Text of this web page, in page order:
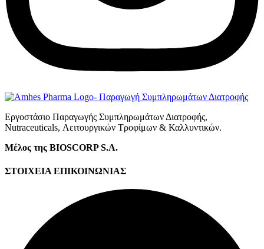
Εργοστάσιο Παραγωγής Συμπληρωμάτων Διατροφής,
Νutraceuticals, Λειτουργικών Τροφίμων & Καλλυντικών.
Μέλος της BIOSCORP S.A.
ΣΤΟΙΧΕΙΑ ΕΠΙΚΟΙΝΩΝΙΑΣ